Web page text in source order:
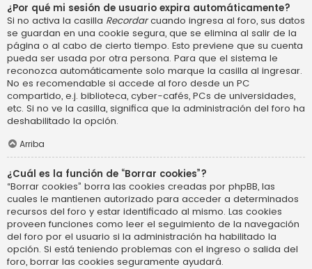
¿Por qué mi sesión de usuario expira automáticamente?
Si no activa la casilla Recordarcuando ingresa al foro, sus datos
se guardan en una cookie segura, que se elimina al salir de la
página o al cabo de cierto tiempo. Esto previene que su cuenta
pueda ser usada por otra persona. Para que el sistema le
reconozca automáticamente solo marque la casilla al ingresar.
No es recomendable si accede al foro desde un PC
compartido, e.j. biblioteca, cyber-cafés, PCs de universidades,
etc. Si no ve la casilla, significa que la administración del foro ha
deshabilitado la opción.
Arriba
¿Cuál es la función de “Borrar cookies”?
“Borrar cookies” borra las cookies creadas por phpBB, las
cuales le mantienen autorizado para acceder a determinados
recursos del foro y estar identificado al mismo. Las cookies
proveen funciones como leer el seguimiento de la navegación
del foro por el usuario si la administración ha habilitado la
opción. Si está teniendo problemas con el ingreso o salida del
foro, borrar las cookies seguramente ayudará.